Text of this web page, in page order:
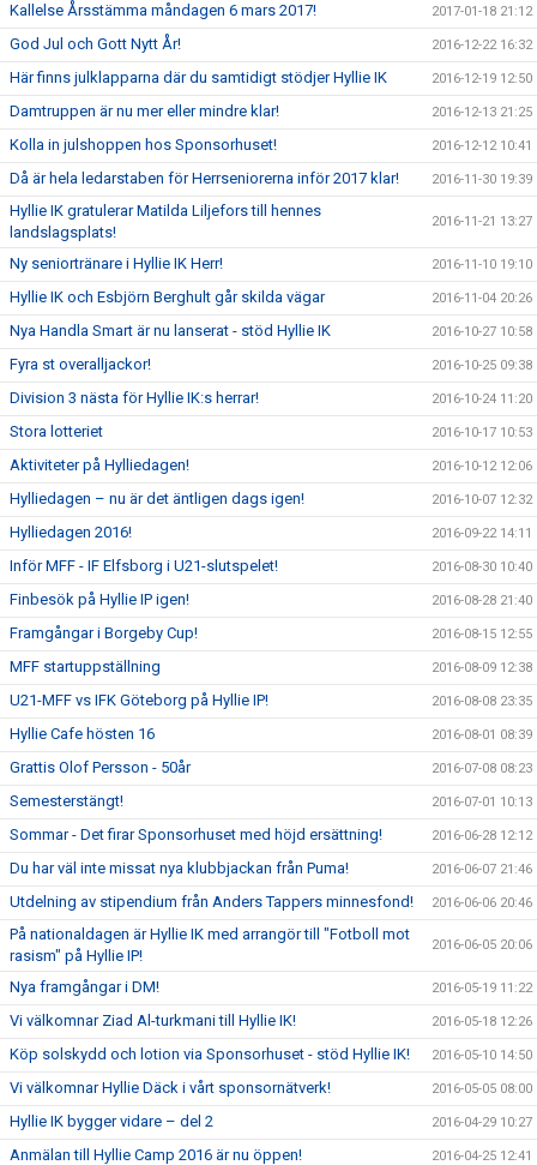
Kallelse Årsstämma måndagen 6 mars 2017! 2017-01-18 21:12
God Jul och Gott Nytt År! 2016-12-22 16:32
Här finns julklapparna där du samtidigt stödjer Hyllie IK 2016-12-19 12:50
Damtruppen är nu mer eller mindre klar! 2016-12-13 21:25
Kolla in julshoppen hos Sponsorhuset! 2016-12-12 10:41
Då är hela ledarstaben för Herrseniorerna inför 2017 klar! 2016-11-30 19:39
Hyllie IK gratulerar Matilda Liljefors till hennes
landslagsplats!
2016-11-21 13:27
Ny seniortränare i Hyllie IK Herr! 2016-11-10 19:10
Hyllie IK och Esbjörn Berghult går skilda vägar 2016-11-04 20:26
Nya Handla Smart är nu lanserat - stöd Hyllie IK 2016-10-27 10:58
Fyra st overalljackor! 2016-10-25 09:38
Division 3 nästa för Hyllie IK:s herrar! 2016-10-24 11:20
Stora lotteriet 2016-10-17 10:53
Aktiviteter på Hylliedagen! 2016-10-12 12:06
Hylliedagen – nu är det äntligen dags igen! 2016-10-07 12:32
Hylliedagen 2016! 2016-09-22 14:11
Inför MFF - IF Elfsborg i U21-slutspelet! 2016-08-30 10:40
Finbesök på Hyllie IP igen! 2016-08-28 21:40
Framgångar i Borgeby Cup! 2016-08-15 12:55
MFF startuppställning 2016-08-09 12:38
U21-MFF vs IFK Göteborg på Hyllie IP! 2016-08-08 23:35
Hyllie Cafe hösten 16 2016-08-01 08:39
Grattis Olof Persson - 50år 2016-07-08 08:23
Semesterstängt! 2016-07-01 10:13
Sommar - Det firar Sponsorhuset med höjd ersättning! 2016-06-28 12:12
Du har väl inte missat nya klubbjackan från Puma! 2016-06-07 21:46
Utdelning av stipendium från Anders Tappers minnesfond! 2016-06-06 20:46
På nationaldagen är Hyllie IK med arrangör till "Fotboll mot
rasism" på Hyllie IP!
2016-06-05 20:06
Nya framgångar i DM! 2016-05-19 11:22
Vi välkomnar Ziad Al-turkmani till Hyllie IK! 2016-05-18 12:26
Köp solskydd och lotion via Sponsorhuset - stöd Hyllie IK! 2016-05-10 14:50
Vi välkomnar Hyllie Däck i vårt sponsornätverk! 2016-05-05 08:00
Hyllie IK bygger vidare – del 2 2016-04-29 10:27
Anmälan till Hyllie Camp 2016 är nu öppen! 2016-04-25 12:41